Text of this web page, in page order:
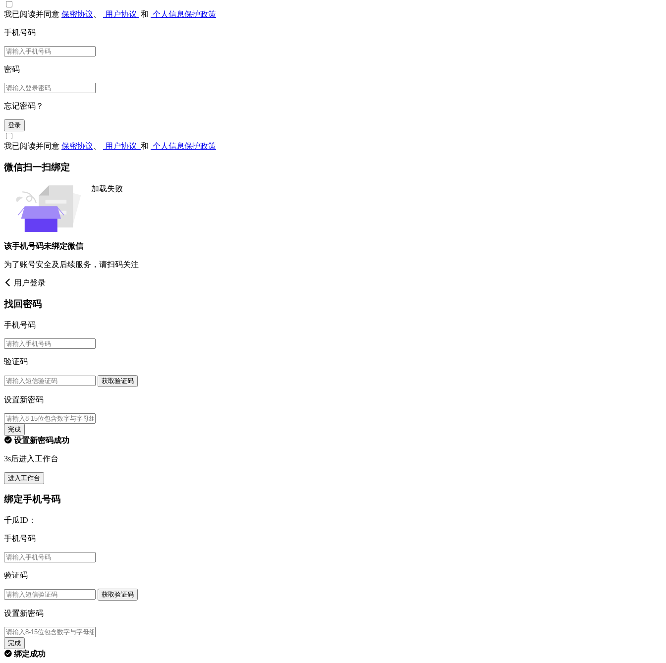
我已阅读并同意 保密协议 用户协议 和 个人信息保护政策
手机号码
密码
忘记密码？
登录
我已阅读并同意 保密协议 用户协议 和 个人信息保护政策
微信扫一扫绑定
加载失败
该手机号码未绑定微信
为了账号安全及后续服务，请扫码关注
用户登录
找回密码
手机号码
验证码
获取验证码
设置新密码
完成
设置新密码成功
3s后进入工作台
进入工作台
绑定手机号码
千瓜ID：
手机号码
验证码
获取验证码
设置新密码
完成
绑定成功